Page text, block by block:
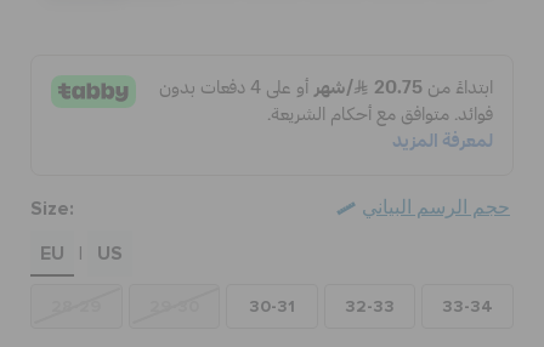
تسجيل الدخول / اشتراك
قائمة الامنيات
Size:
EU
| US
30-31 32-33 33-34
حجم الرسم البياني